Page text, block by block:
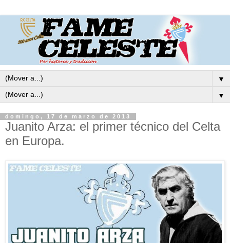
▼
▼
domingo, 17 de marzo de 2013
Juanito Arza: el primer técnico del Celta
en Europa.